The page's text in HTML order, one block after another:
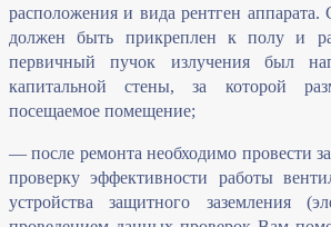
расположения и вида рентген аппарата.
должен быть прикреплен к полу и
первичный пучок излучения был
капитальной стены, за которой
посещаемое помещение;
— после ремонта необходимо провести
проверку эффективности работы
устройства защитного заземления